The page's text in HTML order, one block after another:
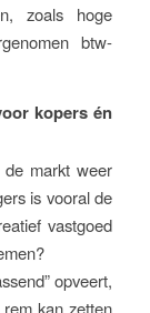
zoals hoge
btw-
kopers én
markt weer
is vooral de
vastgoed
opveert,
kan zetten